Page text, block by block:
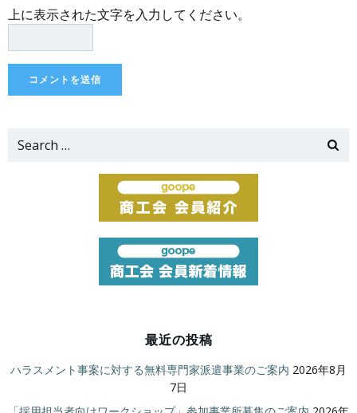
上に表示された文字を入力してください。
Search
最近の投稿
ハラスメント事案に対する無料専門家派遣事業のご案内 2026年8月
7日